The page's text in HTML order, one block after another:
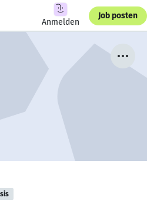
Anmelden
Job posten